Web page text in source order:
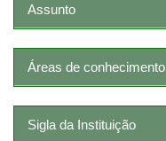
Assunto
Áreas de conhecimento
Sigla da Instituição